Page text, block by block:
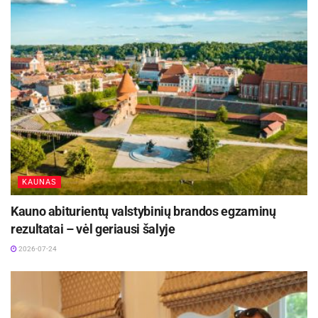
Augant paklausai, rinka greitai ištuštėja – kuo
ilgiau delsiama, tuo mažesnis pasirinkimas, o
likę variantai dažnai reikalauja didesnių išlaidų
arba kompromisų dėl kokybės. Pasak „Artea“
banko finansų ekspertės dr. Dalios Kolmatsui,
būtent todėl svarbu nelaukti paskutinės minutės
ir priimti apgalvotą, biudžetą atitinkantį
sprendimą.
„Studentams patartina pradėti paieškas
kuo anksčiau – ypač jei biudžetas
ribotas. Verta prisiminti, kad nuomos
sutartys dažniausiai pasirašomos
sprendimas, o ilgalaikis finansinis
įsipareigojimas, kuriam reikia atsakingo
pasiruošimo“, – sako ekspertė.
KAUNAS
Kauno abiturientų valstybinių brandos egzaminų
rezultatai – vėl geriausi šalyje
2026-07-24